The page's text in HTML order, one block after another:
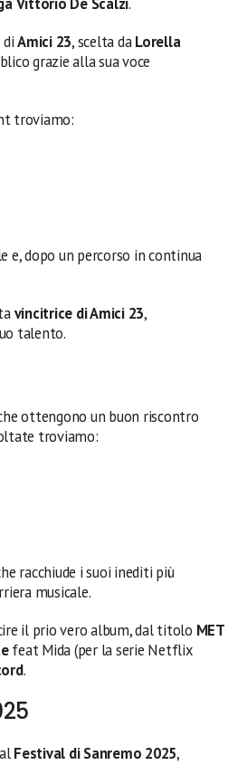
diAmici 23, scelta daLorella
grazie alla sua voce
troviamo:
e, dopo un percorso in continua
vincitrice di Amici 23,
talento.
ottengono un buon riscontro
troviamo:
racchiude i suoi inediti più
musicale.
il prio vero album, dal titolo MET
feat Mida (per la serie Netflix
.
Festival di Sanremo 2025,